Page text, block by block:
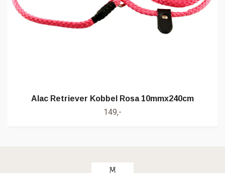
Alac Retriever Kobbel Rosa 10mmx240cm
149,-